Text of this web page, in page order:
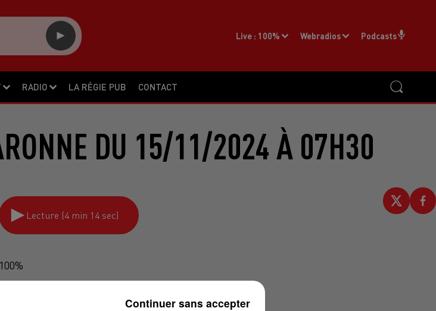
RADIO LA RÉGIE PUB CONTACT
Live : 100% Webradios Podcasts
DU 15/11/2024 À 07H30
Lecture (4 min 14 sec)
100%
Continuer sans accepter